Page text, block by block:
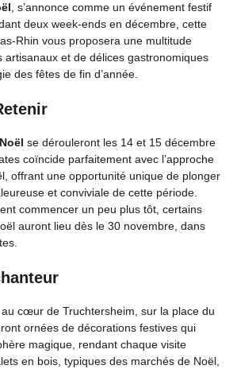
, s’annonce comme un événement festif
deux week-ends en décembre, cette
Rhin vous proposera une multitude
artisanaux et de délices gastronomiques
des fêtes de fin d’année.
se dérouleront les 14 et 15 décembre
coïncide parfaitement avec l’approche
offrant une opportunité unique de plonger
et conviviale de cette période.
commencer un peu plus tôt, certains
auront lieu dès le 30 novembre, dans
cœur de Truchtersheim, sur la place du
ornées de décorations festives qui
magique, rendant chaque visite
en bois, typiques des marchés de Noël,